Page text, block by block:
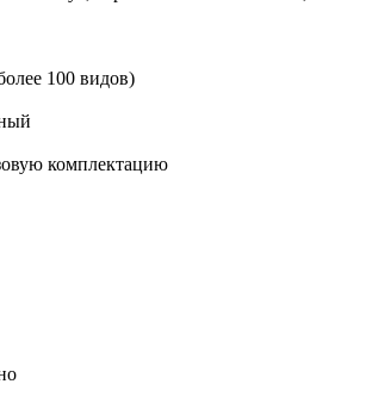
100 видов)
комплектацию